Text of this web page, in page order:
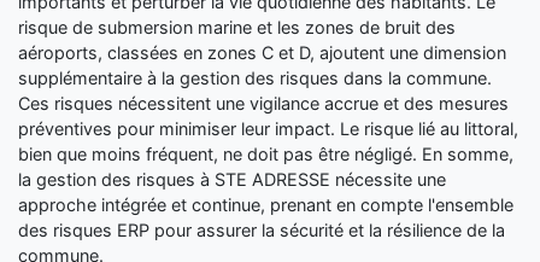
risque de submersion marine et les zones de bruit des
aéroports, classées en zones C et D, ajoutent une dimension
supplémentaire à la gestion des risques dans la commune.
Ces risques nécessitent une vigilance accrue et des mesures
préventives pour minimiser leur impact. Le risque lié au littoral,
bien que moins fréquent, ne doit pas être négligé. En somme,
la gestion des risques à STE ADRESSE nécessite une
approche intégrée et continue, prenant en compte l'ensemble
des risques ERP pour assurer la sécurité et la résilience de la
commune.